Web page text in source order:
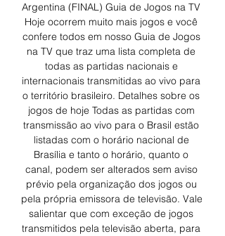
Argentina (FINAL) Guia de Jogos na TV
Hoje ocorrem muito mais jogos e você
confere todos em nosso Guia de Jogos
na TV que traz uma lista completa de
todas as partidas nacionais e
internacionais transmitidas ao vivo para
o território brasileiro. Detalhes sobre os
jogos de hoje Todas as partidas com
transmissão ao vivo para o Brasil estão
listadas com o horário nacional de
Brasília e tanto o horário, quanto o
canal, podem ser alterados sem aviso
prévio pela organização dos jogos ou
pela própria emissora de televisão. Vale
salientar que com exceção de jogos
transmitidos pela televisão aberta, para